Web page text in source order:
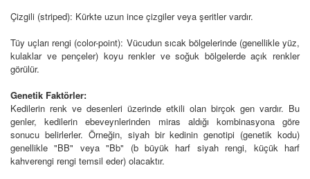
Çizgili (striped): Kürkte uzun ince çizgiler veya şeritler vardır.
Tüy uçları rengi (color-point): Vücudun sıcak bölgelerinde (genellikle yüz,
kulaklar ve pençeler) koyu renkler ve soğuk bölgelerde açık renkler
görülür.
Genetik Faktörler:
Kedilerin renk ve desenleri üzerinde etkili olan birçok gen vardır. Bu
genler, kedilerin ebeveynlerinden miras aldığı kombinasyona göre
sonucu belirlerler. Örneğin, siyah bir kedinin genotipi (genetik kodu)
genellikle "BB" veya "Bb" (b büyük harf siyah rengi, küçük harf
kahverengi rengi temsil eder) olacaktır.